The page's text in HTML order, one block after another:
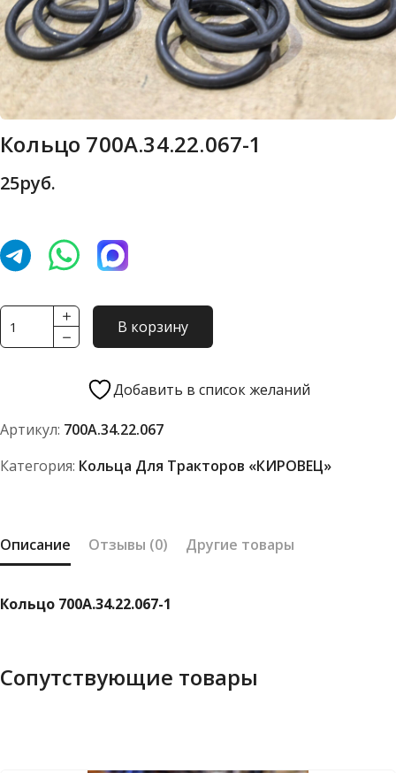
Кольцо 700А.34.22.067-1
25руб.
Количество
товара
700А.34.22.067-
В корзину
Добавить в список желаний
Артикул: 700А.34.22.067
Категория: Кольца Для Тракторов «КИРОВЕЦ»
Описание Отзывы (0) Другие товары
Кольцо 700А.34.22.067-1
Сопутствующие товары